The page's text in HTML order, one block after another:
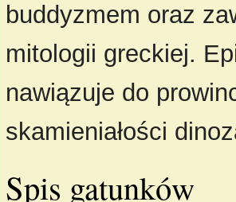
buddyzmem oraz
mitologii greckiej.
nawiązuje do
skamieniałości
Spis gatunków